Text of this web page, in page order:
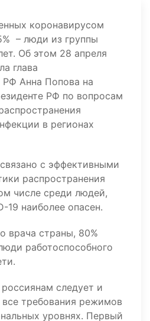
коронавирусом
– люди из группы
Об этом 28 апреля
глава
РФ Анна Попова на
РФ по вопросам
в регионах
с эффективными
распространения
числе среди людей,
19 наиболее опасен.
врача страны, 80%
работоспособного
следует и
требования режимов
уровнях. Первый